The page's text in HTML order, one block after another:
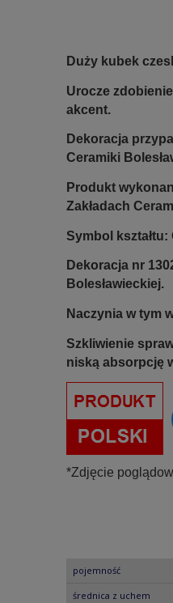
Duży kubek
Urocze
akcent.
Dekoracja
Ceramiki
Produkt
Zakładach
Symbol kształtu:
Dekoracja nr
Bolesławieckiej.
Naczynia w tym
Szkliwienie
niską absorpcję
*Zdjęcie
pojemność
średnica z uchem